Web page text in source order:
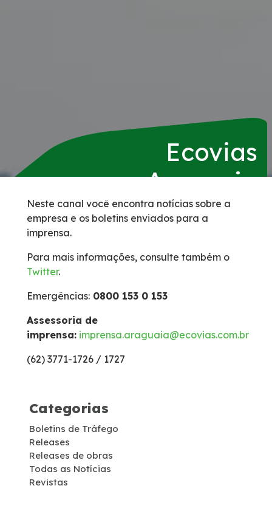
público caminhoneiro
Apreensão de Animais
Benefícios Tarifários
BSO
Faixa de Domínio
Inspeção de Tráfego
Isenção de Veículos Oficiais
Socorro Mecânico
Socorro Médico
Estatística de acidentes
Ecovias
Araguaia
Neste canal você encontra notícias sobre a
empresa e os boletins enviados para a
imprensa.
Para mais informações, consulte também o
Twitter.
Emergências: 0800 153 0 153
Assessoria de
imprensa: imprensa.araguaia@ecovias.com.br
(62) 3771-1726 / 1727
Categorias
Boletins de Tráfego
Releases
Releases de obras
Todas as Notícias
Revistas